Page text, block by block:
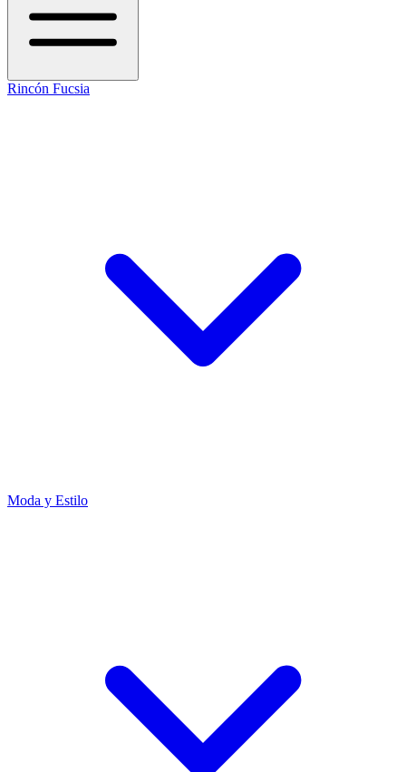
Rincón Fucsia
Moda y Estilo